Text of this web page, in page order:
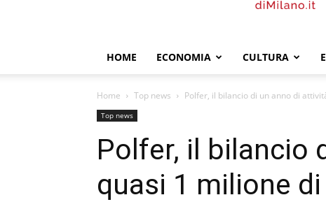
HOME ECONOMIA CULTURA
Home Top news Polfer, il bilancio di un anno di
Top news
Polfer, il bilancio
quasi 1 milione